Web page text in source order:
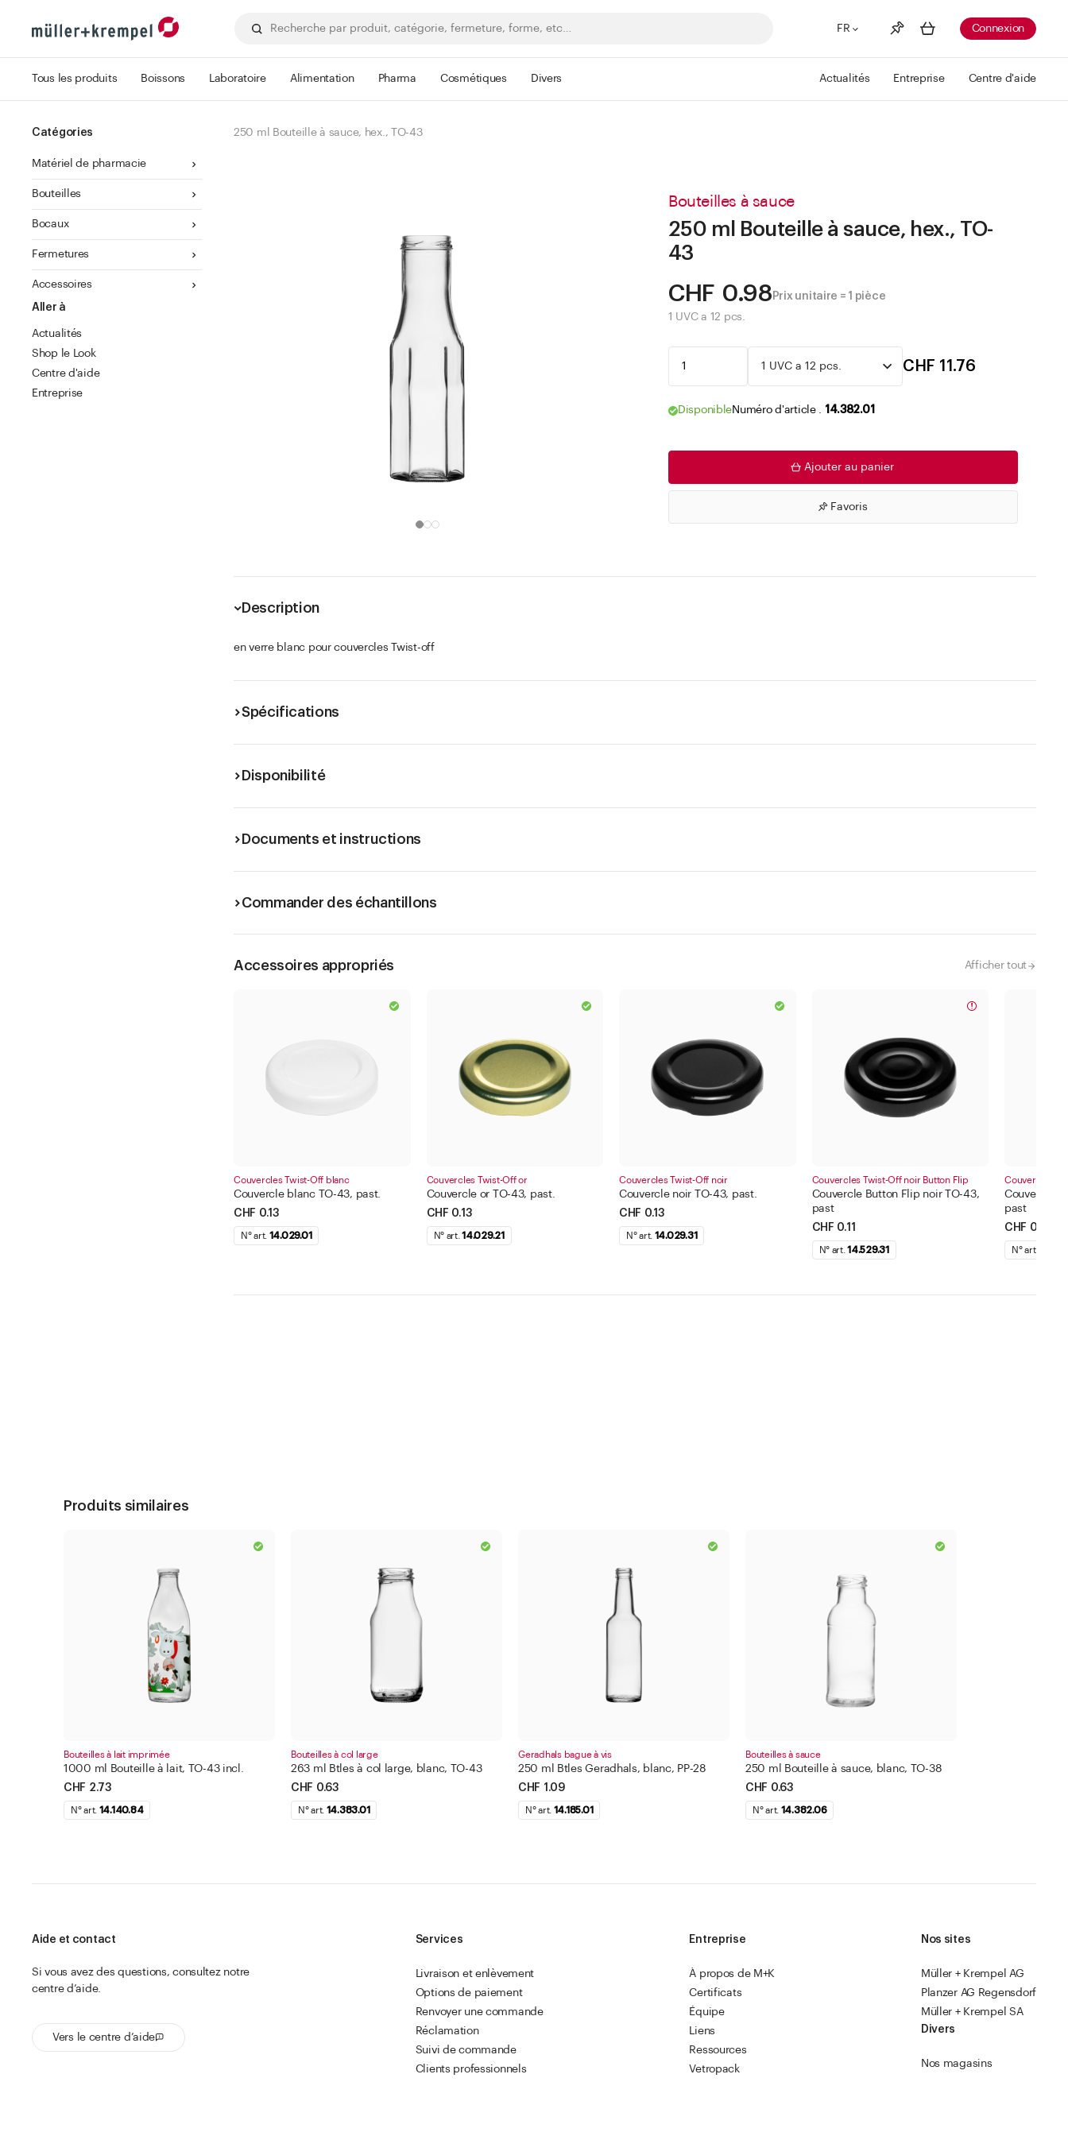
FR
Liste de souhaits Voir plus
Accéder aux listes de souhaits
Connexion
Tous les produits Boissons Laboratoire Alimentation Pharma Cosmétiques Divers Actualités Entreprise Centre d'aide
Catégories
Matériel de pharmacie
Bouteilles
Bocaux
Fermetures
Accessoires
Aller à
Actualités
Shop le Look
Centre d'aide
Entreprise
250 ml Bouteille à sauce, hex., TO-43
Bouteilles à sauce
250 ml Bouteille à sauce, hex., TO-
43
CHF 0.98 Prix unitaire = 1 pièce
1 UVC a 12 pcs.
CHF 11.76
DisponibleNuméro d'article . 14.382.01
Ajouter au panier
Favoris
Description
en verre blanc pour couvercles Twist-off
Spécifications
Disponibilité
Documents et instructions
Commander des échantillons
Accessoires appropriés Afficher tout
Couvercles Twist-Off blanc
Couvercle blanc TO-43, past.
CHF 0.13
N° art. 14.029.01
Couvercles Twist-Off or
Couvercle or TO-43, past.
CHF 0.13
N° art.14.029.21
Couvercles Twist-Off noir
Couvercle noir TO-43, past.
CHF 0.13
N° art. 14.029.31
Couvercles Twist-Off noir Button Flip
Couvercle Button Flip noir TO-43,
past
CHF 0.11
N° art.14.529.31
Couvercles
Couvercle
past
CHF 0.11
N° art.
Produits similaires
Bouteilles à lait imprimée
1000 ml Bouteille à lait, TO-43 incl.
CHF 2.73
N° art. 14.140.84
Bouteilles à col large
263 ml Btles à col large, blanc, TO-43
CHF 0.63
N° art. 14.383.01
Geradhals bague à vis
250 ml Btles Geradhals, blanc, PP-28
CHF 1.09
N° art. 14.185.01
Bouteilles à sauce
250 ml Bouteille à sauce, blanc, TO-38
CHF 0.63
N° art. 14.382.06
Aide et contact
Si vous avez des questions, consultez notre
centre d’aide.
Vers le centre d’aide
Services
Livraison et enlèvement
Options de paiement
Renvoyer une commande
Réclamation
Suivi de commande
Clients professionnels
Entreprise
À propos de M+K
Certificats
Équipe
Liens
Ressources
Vetropack
Nos sites
Müller + Krempel AG
Planzer AG Regensdorf
Müller + Krempel SA
Divers
Nos magasins